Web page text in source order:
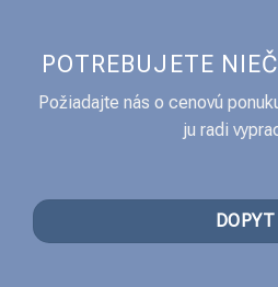
POTREBUJETE
Požiadajte nás o cenovú
ju radi
DOPYT